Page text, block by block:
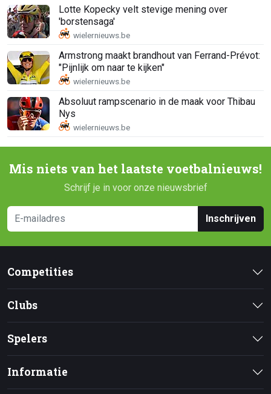
Lotte Kopecky velt stevige mening over
'borstensaga'
Armstrong maakt brandhout van Ferrand-Prévot:
"Pijnlijk om naar te kijken"
Absoluut rampscenario in de maak voor Thibau
Nys
Mis niets van het laatste voetbalnieuws!
Schrijf je in voor onze nieuwsbrief
Inschrijven
Competities
Clubs
Spelers
Informatie